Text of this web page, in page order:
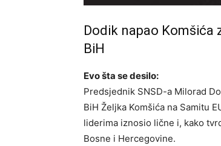
Dodik napao Komšića
BiH
Evo šta se desilo:
Predsjednik SNSD-a Milorad
BiH Željka Komšića na Samitu
liderima iznosio lične i, kako
Bosne i Hercegovine.